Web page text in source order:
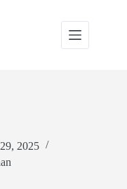
2025